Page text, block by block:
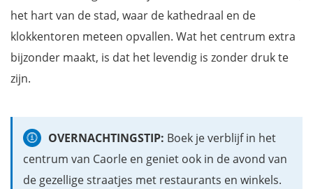
het hart van de stad, waar de kathedraal en de
klokkentoren meteen opvallen. Wat het centrum extra
bijzonder maakt, is dat het levendig is zonder druk te
zijn.
OVERNACHTINGSTIP: Boek je verblijf in het
centrum van Caorle en geniet ook in de avond van
de gezellige straatjes met restaurants en winkels.